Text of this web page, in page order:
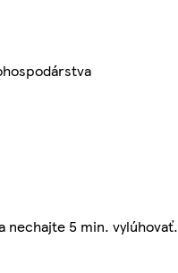
nechajte 5 min. vylúhovať.